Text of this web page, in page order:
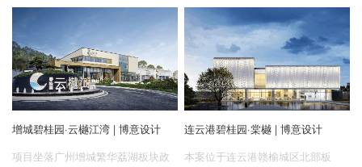
让空间赋予更多的功能性，形成多
龄段多元社交主场。引导人与空间
亲密互动，构筑家庭的欢乐时光。
坚持创新，打造地区性标杆社区。
最终生成适合建筑展示并有利于城
市边界形态的菱形体量。
增城碧桂园·云樾江湾 | 博意设计
项目坐落广州增城繁华荔湖板块政
连云港碧桂园·棠樾 | 博意设计
本案位于连云港赣榆城区北部板